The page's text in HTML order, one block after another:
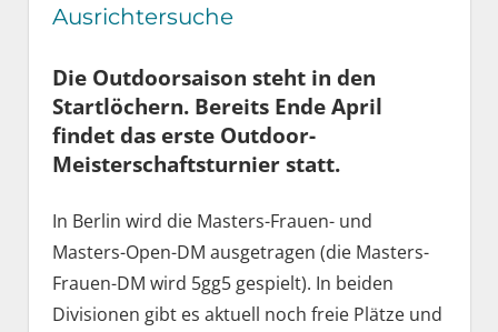
Ausrichtersuche
Die Outdoorsaison steht in den
Startlöchern. Bereits Ende April
findet das erste Outdoor-
Meisterschaftsturnier statt.
In Berlin wird die Masters-Frauen- und
Masters-Open-DM ausgetragen (die Masters-
Frauen-DM wird 5gg5 gespielt). In beiden
Divisionen gibt es aktuell noch freie Plätze und